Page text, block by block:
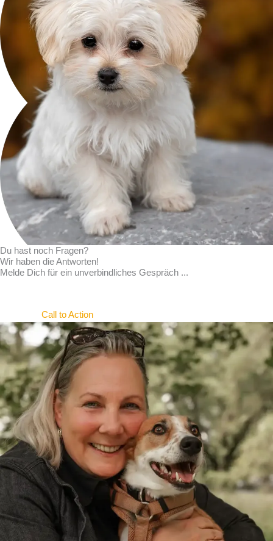
Du hast noch Fragen?
Wir haben die Antworten!
Melde Dich für ein unverbindliches Gespräch ...
Call to Action